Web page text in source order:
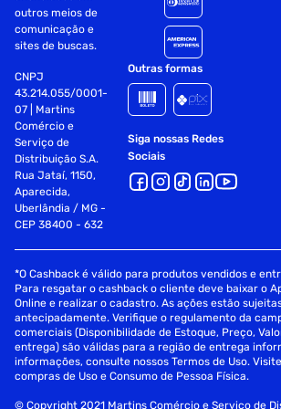
prédio ou transporte por escada quando
o produto e entregadores.
Fornecedor: Whirlpool S.A
Especificações
Armazenamento
outros meios de
comunicação e
sites de buscas.
CNPJ
43.214.055/0001-
07 | Martins
Comércio e
Serviço de
Distribuição S.A.
Rua Jataí, 1150,
Aparecida,
Uberlândia / MG -
CEP 38400 - 632
Outras formas
Siga nossas Redes
Sociais
*O Cashback é válido para produtos vendidos e
Para resgatar o cashback o cliente deve baixar o
Online e realizar o cadastro. As ações estão
antecipadamente. Verifique o regulamento da
comerciais (Disponibilidade de Estoque, Preço,
entrega) são válidas para a região de entrega
informações, consulte nossos Termos de Uso.
compras de Uso e Consumo de Pessoa Física.
© Copyright 2021 Martins Comércio e Serviço de